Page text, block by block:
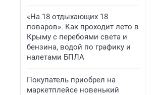
«На 18 отдыхающих 18
поваров». Как проходит лето в
Крыму с перебоями света и
бензина, водой по графику и
налетами БПЛА
Покупатель приобрел на
маркетплейсе новенький